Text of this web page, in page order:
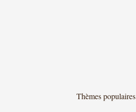
Thèmes populaires